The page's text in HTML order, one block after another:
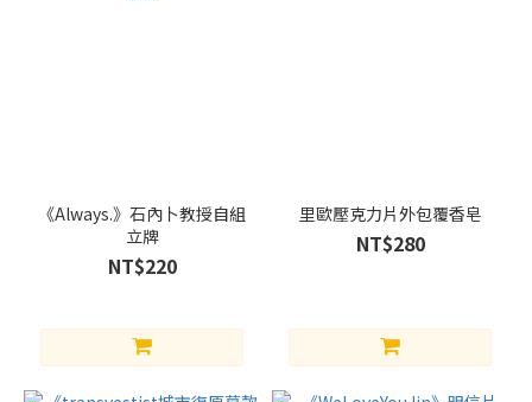
《Always.》石內卜教授自組
立牌
NT$220
里歐壓克力片外包覆香皂
NT$280